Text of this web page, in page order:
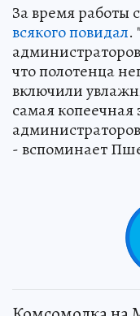
За время работы
всякого повидал.
что полотенца
включили
самая копеечная
- вспоминает